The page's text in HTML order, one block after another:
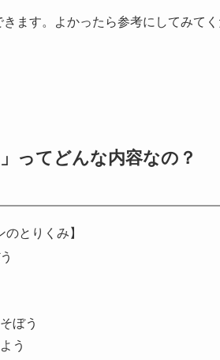
きます。よかったら参考にしてみて
ってどんな内容なの？
のとりくみ】
ぼう
う